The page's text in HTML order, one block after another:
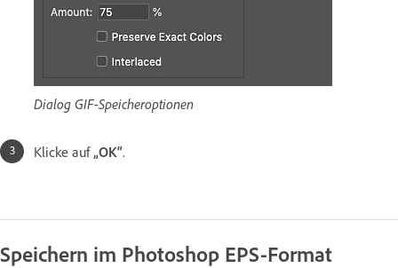
Dialog GIF-Speicheroptionen
Klicke auf „OK“.
Speichern im Photoshop EPS-Format